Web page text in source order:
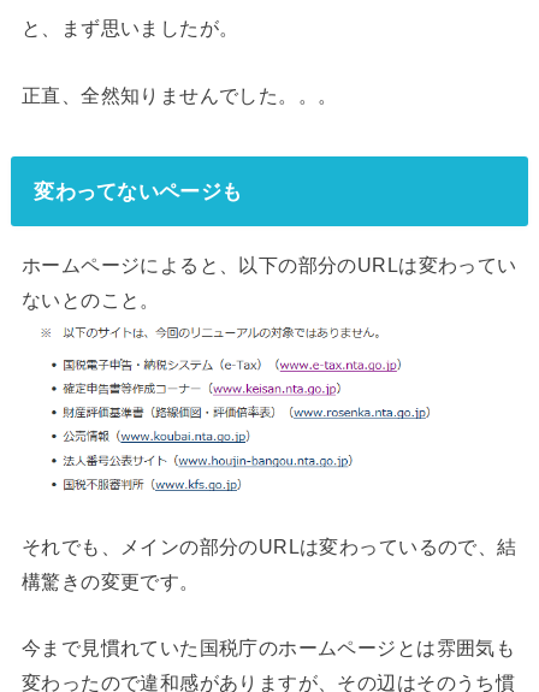
と、まず思いましたが。
正直、全然知りませんでした。。。
変わってないページも
ホームページによると、以下の部分のURLは変わってい
ないとのこと。
それでも、メインの部分のURLは変わっているので、結
構驚きの変更です。
今まで見慣れていた国税庁のホームページとは雰囲気も
変わったので違和感がありますが、その辺はそのうち慣